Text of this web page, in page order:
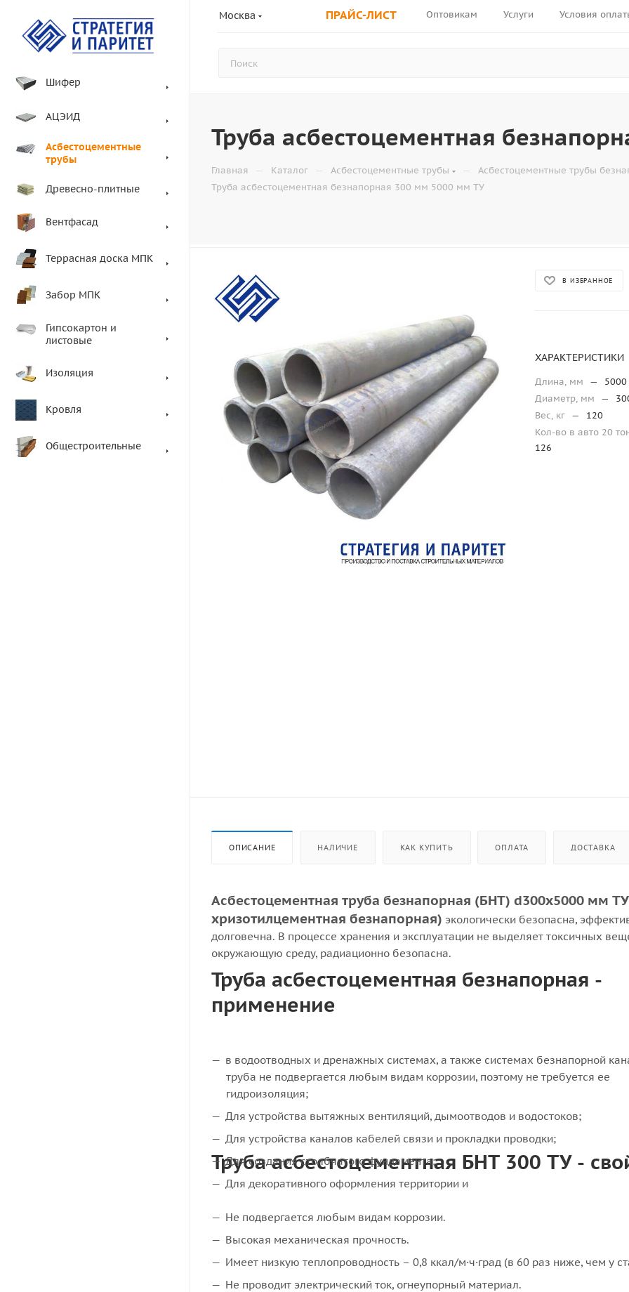
Москва ПРАЙС-ЛИСТ Оптовикам Услуги Условия
Шифер
АЦЭИД
Асбестоцементные
трубы
Древесно-плитные
Вентфасад
Террасная доска МПК
Забор МПК
Гипсокартон и
листовые
Изоляция
Кровля
Общестроительные
Труба асбестоцементная
Главная — Каталог — Асбестоцементные трубы — Асбестоцементные трубы
Труба асбестоцементная безнапорная 300 мм 5000 мм ТУ
В ИЗБРАННОЕ
ХАРАКТЕРИСТИКИ
Длина, мм —
5000
Диаметр, мм
—
Вес, кг —
120
Кол-во в авто 20
126
ОПИСАНИЕ НАЛИЧИЕ КАК КУПИТЬ ОПЛАТА ДОСТАВКА
Асбестоцементная труба безнапорная (БНТ) d300х5000 мм
хризотилцементная безнапорная) экологически безопасна,
долговечна. В процессе хранения и эксплуатации не выделяет токсичных
окружающую среду, радиационно безопасна.
Труба асбестоцементная безнапорная -
применение
в водоотводных и дренажных системах, а также системах безнапорной
труба не подвергается любым видам коррозии, поэтому не требуется ее
гидроизоляция;
Для устройства вытяжных вентиляций, дымоотводов и водостоков;
Для устройства каналов кабелей связи и прокладки проводки;
Для создания столбчатого фундамента;
Для декоративного оформления территории и
Труба асбестоцементная БНТ 300 ТУ -
Не подвергается любым видам коррозии.
Высокая механическая прочность.
Имеет низкую теплопроводность – 0,8 ккал/м·ч·град (в 60 раз ниже, чем у
Не проводит электрический ток, огнеупорный материал.